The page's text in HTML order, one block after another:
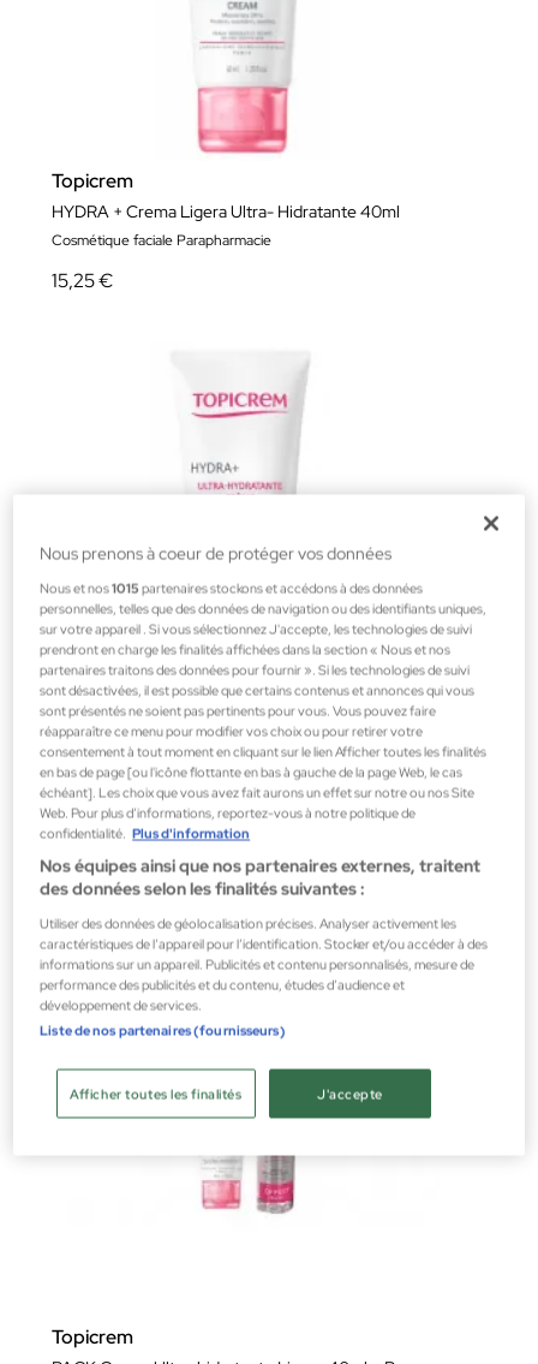
Topicrem
HYDRA + Crema Ligera Ultra- Hidratante 40ml
Cosmétique faciale Parapharmacie
15,25 €
Topicrem
HYDRA + Crema Rica Ultra - Hidratante 40ml
Cosmétique faciale Parapharmacie
16,95 €
Topicrem
Nous prenons à coeur de protéger vos données
Nous et nos1015 partenaires stockons et accédons à des données
personnelles, telles que des données de navigation ou des identifiants uniques,
sur votre appareil . Si vous sélectionnez J'accepte, les technologies de suivi
prendront en charge les finalités affichées dans la section « Nous et nos
partenaires traitons des données pour fournir ». Si les technologies de suivi
sont désactivées, il est possible que certains contenus et annonces qui vous
sont présentés ne soient pas pertinents pour vous. Vous pouvez faire
réapparaître ce menu pour modifier vos choix ou pour retirer votre
consentement à tout moment en cliquant sur le lien Afficher toutes les finalités
en bas de page [ou l'icône flottante en bas à gauche de la page Web, le cas
échéant]. Les choix que vous avez fait aurons un effet sur notre ou nos Site
Web. Pour plus d’informations, reportez-vous à notre politique de
confidentialité. Plus d'information
Nos équipes ainsi que nos partenaires externes, traitent
des données selon les finalités suivantes :
Utiliser des données de géolocalisation précises. Analyser activement les
caractéristiques de l’appareil pour l’identification. Stocker et/ou accéder à des
informations sur un appareil. Publicités et contenu personnalisés, mesure de
performance des publicités et du contenu, études d’audience et
développement de services.
Liste de nos partenaires (fournisseurs)
J'accepte
Afficher toutes les finalités